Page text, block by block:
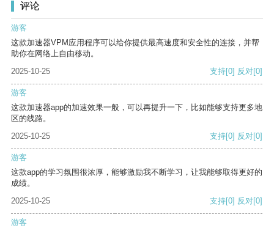
评论
游客
这款加速器VPM应用程序可以给你提供最高速度和安全性的连接，并帮
助你在网络上自由移动。
2025-10-25
支持[0] 反对[0]
游客
这款加速器app的加速效果一般，可以再提升一下，比如能够支持更多地
区的线路。
2025-10-25
支持[0] 反对[0]
游客
这款app的学习氛围很浓厚，能够激励我不断学习，让我能够取得更好的
成绩。
2025-10-25
支持[0] 反对[0]
游客